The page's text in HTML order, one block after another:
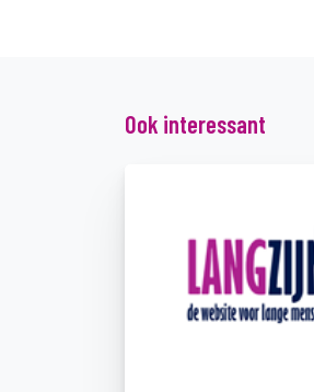
Ook interessant